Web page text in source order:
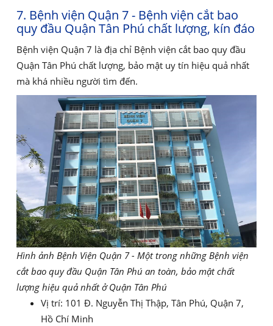
7. Bệnh viện Quận 7 - Bệnh viện cắt bao
quy đầu Quận Tân Phú chất lượng, kín đáo
Bệnh viện Quận 7 là địa chỉ Bệnh viện cắt bao quy đầu
Quận Tân Phú chất lượng, bảo mật uy tín hiệu quả nhất
mà khá nhiều người tìm đến.
Hình ảnh Bệnh Viện Quận 7 - Một trong những Bệnh viện
cắt bao quy đầu Quận Tân Phú an toàn, bảo mật chất
lượng hiệu quả nhất ở Quận Tân Phú
Vị trí: 101 Đ. Nguyễn Thị Thập, Tân Phú, Quận 7,
Hồ Chí Minh